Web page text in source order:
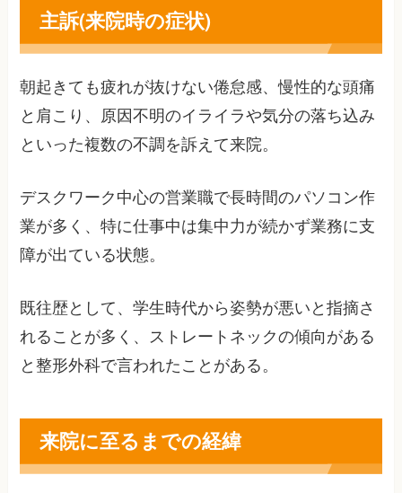
主訴(来院時の症状)
朝起きても疲れが抜けない倦怠感、慢性的な頭痛
と肩こり、原因不明のイライラや気分の落ち込み
といった複数の不調を訴えて来院。
デスクワーク中心の営業職で長時間のパソコン作
業が多く、特に仕事中は集中力が続かず業務に支
障が出ている状態。
既往歴として、学生時代から姿勢が悪いと指摘さ
れることが多く、ストレートネックの傾向がある
と整形外科で言われたことがある。
来院に至るまでの経緯